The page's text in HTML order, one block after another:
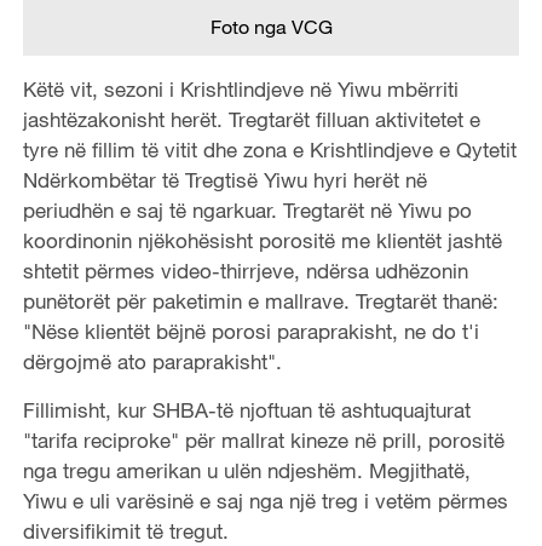
Foto nga VCG
Këtë vit, sezoni i Krishtlindjeve në Yiwu mbërriti
jashtëzakonisht herët. Tregtarët filluan aktivitetet e
tyre në fillim të vitit dhe zona e Krishtlindjeve e Qytetit
Ndërkombëtar të Tregtisë Yiwu hyri herët në
periudhën e saj të ngarkuar. Tregtarët në Yiwu po
koordinonin njëkohësisht porositë me klientët jashtë
shtetit përmes video-thirrjeve, ndërsa udhëzonin
punëtorët për paketimin e mallrave. Tregtarët thanë:
"Nëse klientët bëjnë porosi paraprakisht, ne do t'i
dërgojmë ato paraprakisht".
Fillimisht, kur SHBA-të njoftuan të ashtuquajturat
"tarifa reciproke" për mallrat kineze në prill, porositë
nga tregu amerikan u ulën ndjeshëm. Megjithatë,
Yiwu e uli varësinë e saj nga një treg i vetëm përmes
diversifikimit të tregut.